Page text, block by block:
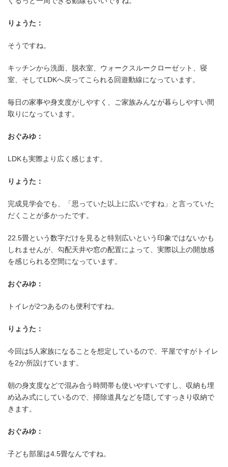
景色を楽しむ窓と落ち着きのあ
りょうた：
そうですね。
キッチンから洗面、脱衣室、ウォークスルークローゼット、寝
室、そしてLDKへ戻ってこられる回遊動線になっています。
毎日の家事や身支度がしやすく、ご家族みんなが暮らしやすい間
取りになっています。
おぐみゆ：
LDKも実際より広く感じます。
りょうた：
完成見学会でも、「思っていた以上に広いですね」と言っていた
だくことが多かったです。
22.5畳という数字だけを見ると特別広いという印象ではないかも
しれませんが、勾配天井や窓の配置によって、実際以上の開放感
を感じられる空間になっています。
おぐみゆ：
トイレが2つあるのも便利ですね。
りょうた：
今回は5人家族になることを想定しているので、平屋ですがトイレ
を2か所設けています。
朝の身支度などで混み合う時間帯も使いやすいですし、収納も埋
め込み式にしているので、掃除道具などを隠してすっきり収納で
きます。
おぐみゆ：
子ども部屋は4.5畳なんですね。